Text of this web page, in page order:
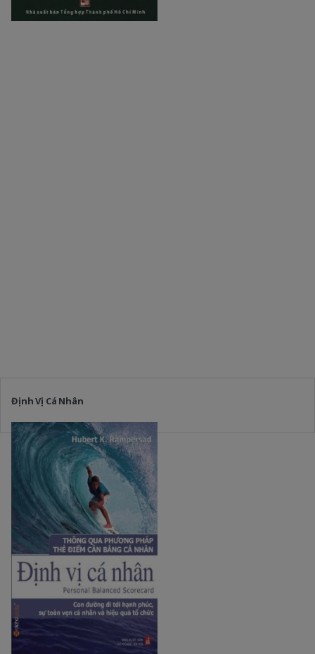
Định Vị Cá Nhân